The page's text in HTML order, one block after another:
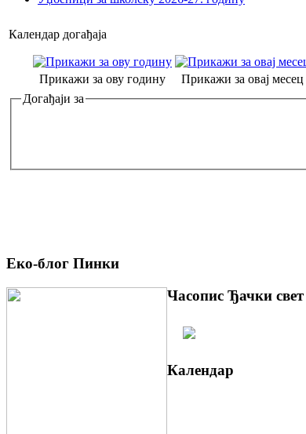
Календар догађаја
Прикажи за ову годину Прикажи за овај месец
Догађаји за
Еко-блог Пинки
Часопис Ђачки свет
Календар